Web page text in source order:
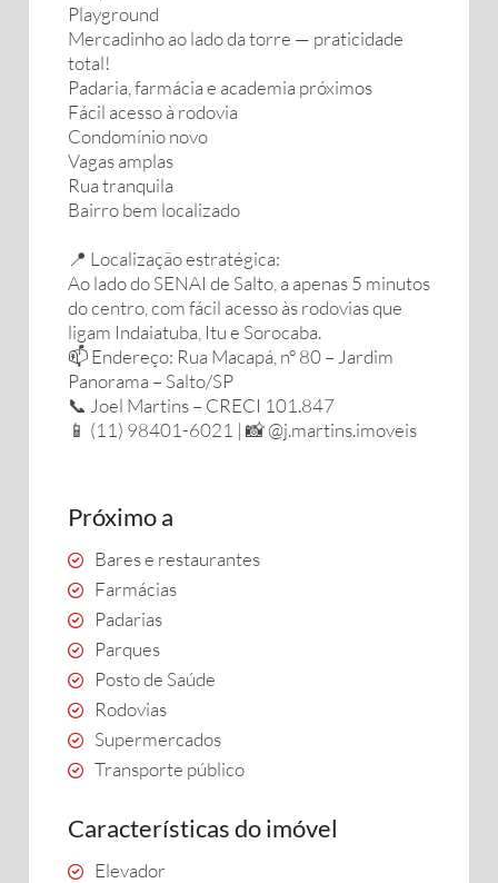
Playground
Mercadinho ao lado da torre — praticidade
total!
Padaria, farmácia e academia próximos
Fácil acesso à rodovia
Condomínio novo
Vagas amplas
Rua tranquila
Bairro bem localizado
📍 Localização estratégica:
Ao lado do SENAI de Salto, a apenas 5 minutos
do centro, com fácil acesso às rodovias que
ligam Indaiatuba, Itu e Sorocaba.
📫 Endereço: Rua Macapá, nº 80 – Jardim
Panorama – Salto/SP
📞 Joel Martins – CRECI 101.847
📱 (11) 98401-6021 | 📸 @j.martins.imoveis
Próximo a
Bares e restaurantes
Farmácias
Padarias
Parques
Posto de Saúde
Rodovias
Supermercados
Transporte público
Características do imóvel
Elevador